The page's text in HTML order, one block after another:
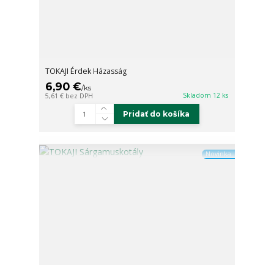
TOKAJI Érdek Házasság
6,90 €/ks
5,61 € bez DPH Skladom 12 ks
Pridať do košíka
Novinka